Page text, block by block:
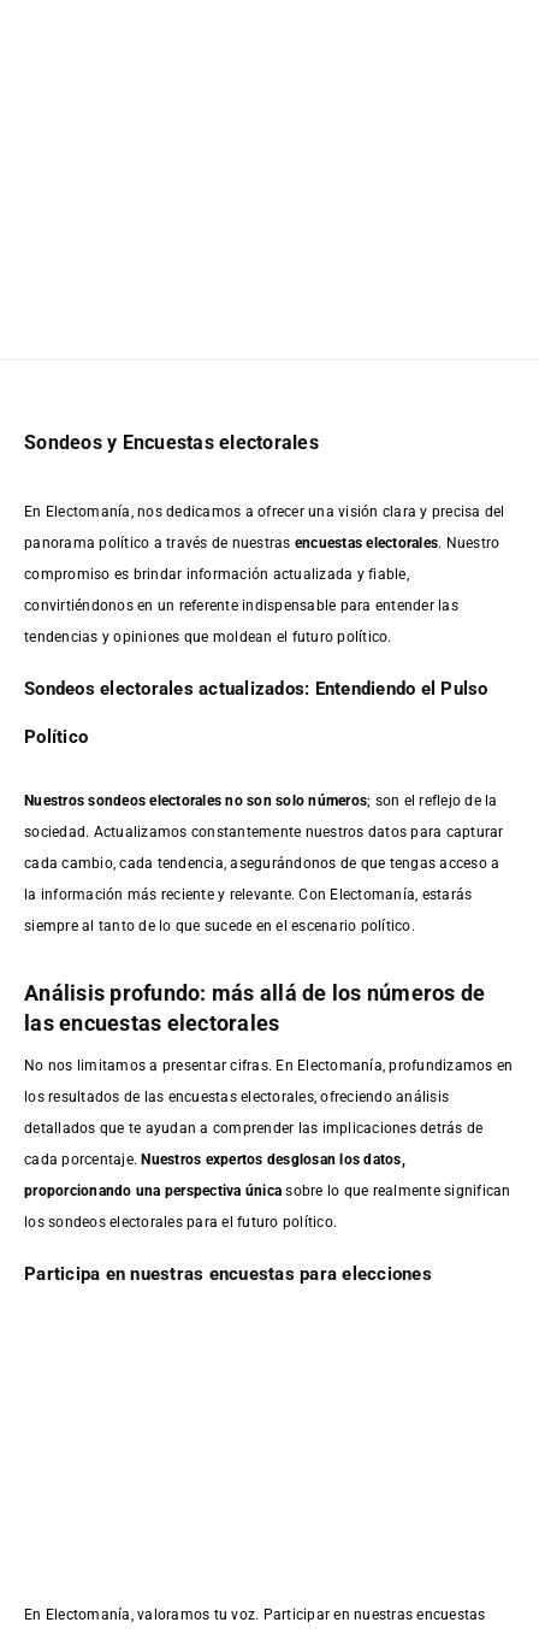
Sondeos y Encuestas electorales
En Electomanía, nos dedicamos a ofrecer una visión clara y precisa del
panorama político a través de nuestras encuestas electorales. Nuestro
compromiso es brindar información actualizada y fiable,
convirtiéndonos en un referente indispensable para entender las
tendencias y opiniones que moldean el futuro político.
Sondeos electorales actualizados: Entendiendo el Pulso
Político
Nuestros sondeos electorales no son solo números; son el reflejo de la
sociedad. Actualizamos constantemente nuestros datos para capturar
cada cambio, cada tendencia, asegurándonos de que tengas acceso a
la información más reciente y relevante. Con Electomanía, estarás
siempre al tanto de lo que sucede en el escenario político.
Análisis profundo: más allá de los números de
las encuestas electorales
No nos limitamos a presentar cifras. En Electomanía, profundizamos en
los resultados de las encuestas electorales, ofreciendo análisis
detallados que te ayudan a comprender las implicaciones detrás de
cada porcentaje.Nuestros expertos desglosan los datos,
proporcionando una perspectiva única sobre lo que realmente significan
los sondeos electorales para el futuro político.
Participa en nuestras encuestas para elecciones
En Electomanía, valoramos tu voz. Participar en nuestras encuestas